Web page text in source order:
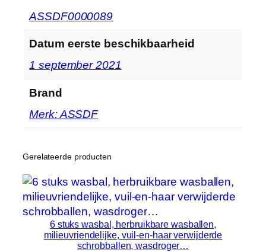
k
…
h
e
i
d
ASSDF0000089
Datum eerste beschikbaarheid
1 september 2021
Brand
Merk: ASSDF
Gerelateerde producten
6 stuks wasbal, herbruikbare wasballen,
milieuvriendelijke, vuil-en-haar verwijderde
schrobballen, wasdroger…